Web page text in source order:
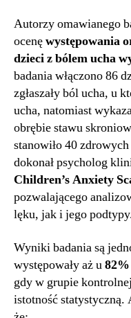
Autorzy omawianego
ocenęwystępowania
dzieci z bólem ucha
badania włączono 86
zgłaszały ból ucha, u
ucha, natomiast
obrębie stawu
stanowiło 40
dokonał psycholog
Children’s Anxiety
pozwalającego
lęku, jak i jego
Wyniki badania są
występowały aż u
gdy w grupie
istotność statystyczną.